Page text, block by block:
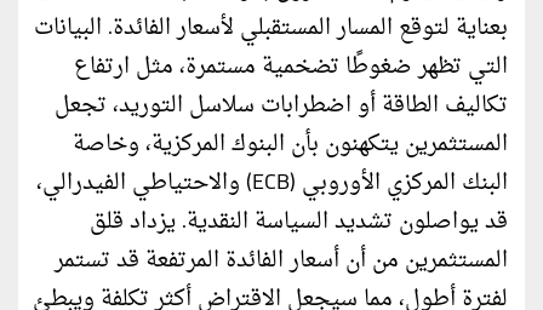
بعناية لتوقع المسار المستقبلي لأسعار الفائدة. البيانات
التي تظهر ضغوطًا تضخمية مستمرة، مثل ارتفاع
تكاليف الطاقة أو اضطرابات سلاسل التوريد، تجعل
المستثمرين يتكهنون بأن البنوك المركزية، وخاصة
البنك المركزي الأوروبي (ECB) والاحتياطي الفيدرالي،
قد يواصلون تشديد السياسة النقدية. يزداد قلق
المستثمرين من أن أسعار الفائدة المرتفعة قد تستمر
لفترة أطول، مما سيجعل الاقتراض أكثر تكلفة ويبطئ